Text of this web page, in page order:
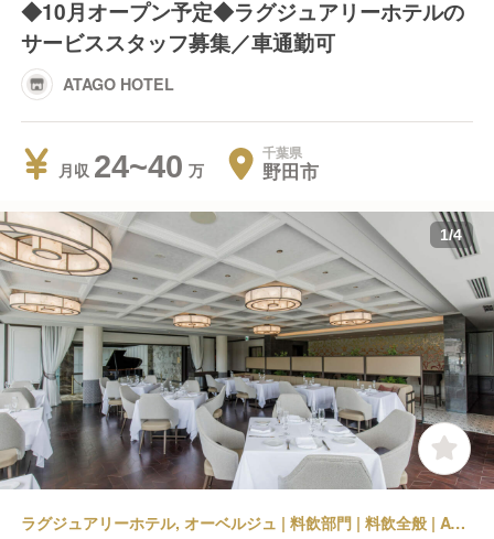
◆10月オープン予定◆ラグジュアリーホテルの
サービススタッフ募集／車通勤可
ATAGO HOTEL
月収 24~40 千葉県
野田市
1/4
ラグジュアリーホテル, オーベルジュ | 料飲部門 | 料飲全般 | ATAGO HOTEL